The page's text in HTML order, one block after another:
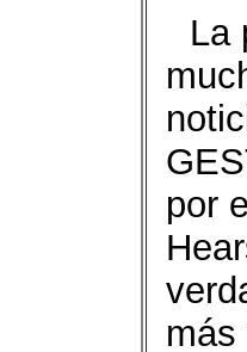
La
por